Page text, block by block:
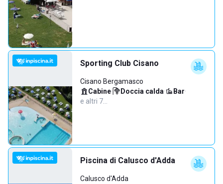
Sporting Club Cisano
Cisano Bergamasco
Cabine· Doccia calda· Bar·
e altri 7…
Piscina di Calusco d'Adda
Calusco d'Adda